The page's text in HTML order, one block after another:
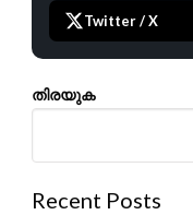
Twitter / X
തിരയുക
Recent Posts